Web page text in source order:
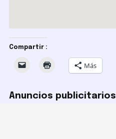
Compartir :
Más
Anuncios publicitarios